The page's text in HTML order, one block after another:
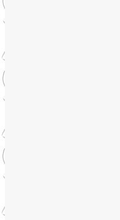
веса, а последствием
лептину. Тучные люди
А еще у полных людей
инсулину, нарушается
дислипидемия, диабет и
большинства людей с
повышен, риск инфаркта
осложнений — на 25%.
лептину,
Причин возникновения
гормону лептину может
воспаление, и большое
в кровотоке, и
клетками, и чрезмерное
фруктозы, которая